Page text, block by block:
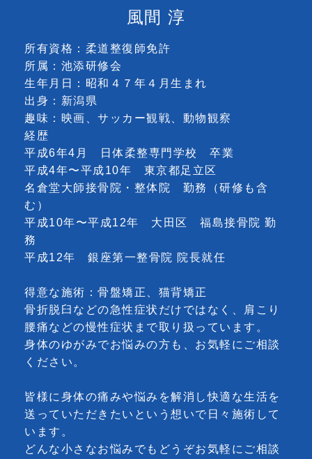
風間 淳
所有資格：柔道整復師免許
所属：池添研修会
生年月日：昭和４７年４月生まれ
出身：新潟県
趣味：映画、サッカー観戦、動物観察
経歴
平成6年4月 日体柔整専門学校 卒業
平成4年〜平成10年 東京都足立区
名倉堂大師接骨院・整体院 勤務（研修も含
む）
平成10年〜平成12年 大田区 福島接骨院 勤
務
平成12年 銀座第一整骨院 院長就任
得意な施術：骨盤矯正、猫背矯正
骨折脱臼などの急性症状だけではなく、肩こり
腰痛などの慢性症状まで取り扱っています。
身体のゆがみでお悩みの方も、お気軽にご相談
ください。
皆様に身体の痛みや悩みを解消し快適な生活を
送っていただきたいという想いで日々施術して
います。
どんな小さなお悩みでもどうぞお気軽にご相談